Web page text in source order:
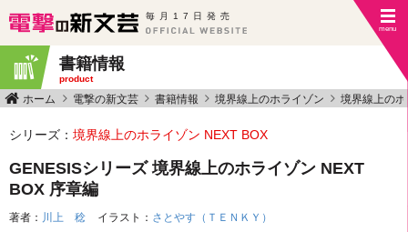
毎月17日発売
書籍情報
product
ホーム 電撃の新文芸 書籍情報 境界線上のホライゾン 境界線上の
シリーズ： 境界線上のホライゾン NEXT BOX
GENESISシリーズ 境界線上のホライゾン NEXT
BOX 序章編
著者： 川上 稔 イラスト： さとやす（ＴＥＮＫＹ）